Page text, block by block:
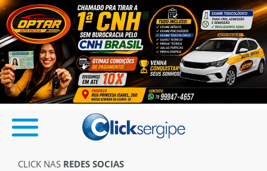
CLICK NAS REDES SOCIAS